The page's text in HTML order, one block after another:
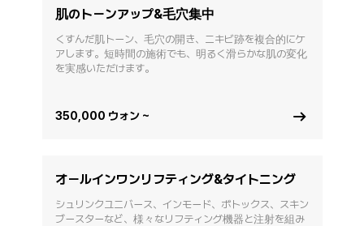
肌のトーンアップ&毛穴集中
くすんだ肌トーン、毛穴の開き、ニキビ跡を複合的にケ
アします。短時間の施術でも、明るく滑らかな肌の変化
を実感いただけます。
350,000 ウォン ~
オールインワンリフティング&タイトニング
シュリンクユニバース、インモード、ボトックス、スキン
ブースターなど、様々なリフティング機器と注射を組み